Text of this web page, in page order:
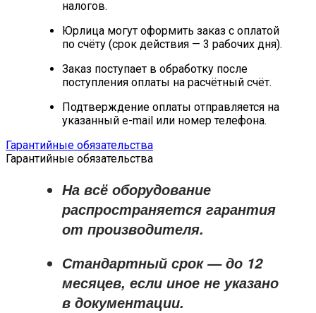
налогов.
Юрлица могут оформить заказ с оплатой
по счёту (срок действия — 3 рабочих дня).
Заказ поступает в обработку после
поступления оплаты на расчётный счёт.
Подтверждение оплаты отправляется на
указанный e-mail или номер телефона.
Гарантийные обязательства
Гарантийные обязательства
На всё оборудование
распространяется гарантия
от производителя.
Стандартный срок — до 12
месяцев, если иное не указано
в документации.